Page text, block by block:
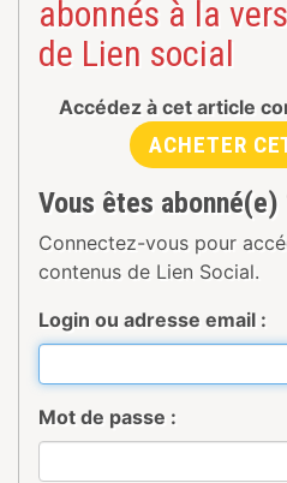
abonnés à la
de Lien social
Accédez à cet article
ACHETER
Vous êtes abonné(e)
Connectez-vous pour
contenus de Lien Social.
Login ou adresse email :
Mot de passe :